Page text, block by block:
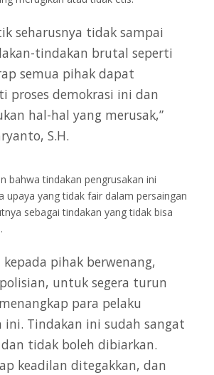
seharusnya tidak sampai
tindakan brutal seperti
semua pihak dapat
proses demokrasi ini dan
hal-hal yang merusak,”
S.H.
bahwa tindakan pengrusakan ini
upaya yang tidak fair dalam persaingan
sebagai tindakan yang tidak bisa
pihak berwenang,
untuk segera turun
para pelaku
ini. Tindakan ini sudah sangat
tidak boleh dibiarkan.
keadilan ditegakkan, dan